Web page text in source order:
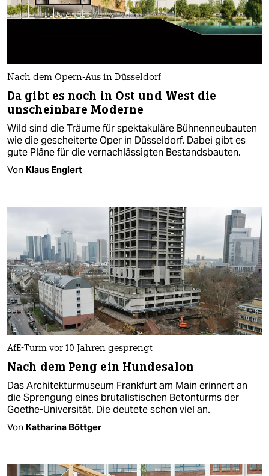
Nach dem Opern-Aus in Düsseldorf
Da gibt es noch in Ost und West die
unscheinbare Moderne
Wild sind die Träume für spektakuläre Bühnenneubauten
wie die gescheiterte Oper in Düsseldorf. Dabei gibt es
gute Pläne für die vernachlässigten Bestandsbauten.
Von Klaus Englert
AfE-Turm vor 10 Jahren gesprengt
Nach dem Peng ein Hundesalon
Das Architekturmuseum Frankfurt am Main erinnert an
die Sprengung eines brutalistischen Betonturms der
Goethe-Universität. Die deutete schon viel an.
Von Katharina Böttger